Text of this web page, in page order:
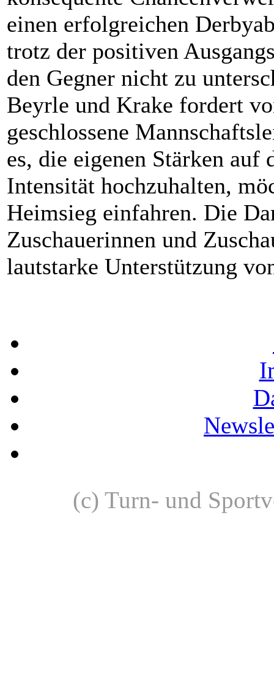
einen erfolgreichen
trotz der positiven
den Gegner nicht zu
Beyrle und Krake fordert
geschlossene
es, die eigenen Stärken auf
Intensität hochzuhalten,
Heimsieg einfahren. Die
Zuschauerinnen und
lautstarke Unterstützung
(c) Turn- und